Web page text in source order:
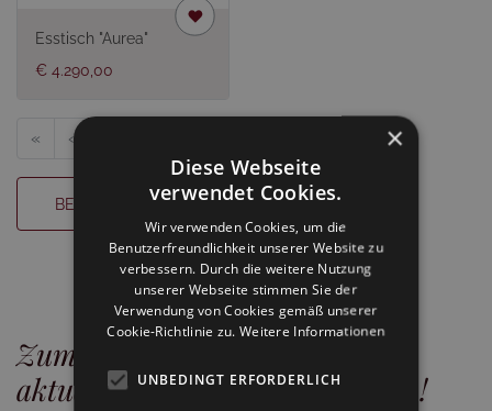
Esstisch "Aurea"
€ 4.290,00
« ‹
BERATUNGSTERMIN BUCHEN
Zum Newsletter anmelden und
aktuelle Möbeltrends entdecken!
×
Diese Webseite
verwendet Cookies.
Wir verwenden Cookies, um die
Benutzerfreundlichkeit unserer Website zu
verbessern. Durch die weitere Nutzung
unserer Webseite stimmen Sie der
Verwendung von Cookies gemäß unserer
Cookie-Richtlinie zu.Weitere Informationen
UNBEDINGT ERFORDERLICH